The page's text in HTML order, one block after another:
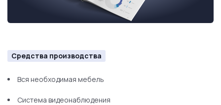
Средства производства
Вся необходимая мебель
Система видеонаблюдения